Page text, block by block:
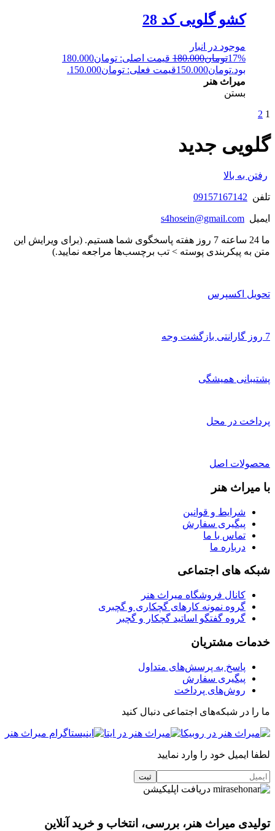
کشو گلویی کد 28
موجود در انبار
17%تومان180.000
قیمت اصلی: تومان180.000
بود.تومان150.000قیمت فعلی: تومان150.000.
میراث هنر
بستن
1
2
گلویی جدید
رفتن به بالا
تلفن 09157167142
ایمیل s4hosein@gmail.com
ما 24 ساعته 7 روز هفته پاسخگوی شما هستیم. (برای ویرایش این
متن به پیکربندی پوسته > تب برچسب‌ها مراجعه نمایید.)
تحویل اکسپرس
7 روز گارانتی بازگشت وجه
پشتیبانی همیشگی
پرداخت در محل
محصولات اصل
با میراث هنر
شرایط و قوانین
پیگیری سفارش
تماس با ما
درباره ما
شبکه های اجتماعی
کانال فروشگاه میراث هنر
گروه نمونه کارهای گچکاری و گچبری
گروه گفتگو اساتید گچکار و گچبر
خدمات مشتریان
پاسخ به پرسش‌های متداول
پیگیری سفارش
روش‌های پرداخت
ما را در شبکه‌های اجتماعی دنبال کنید
لطفا ایمیل خود را وارد نمایید
دریافت اپلیکیشن
تولیدی میراث هنر، بررسی، انتخاب و خرید آنلاین